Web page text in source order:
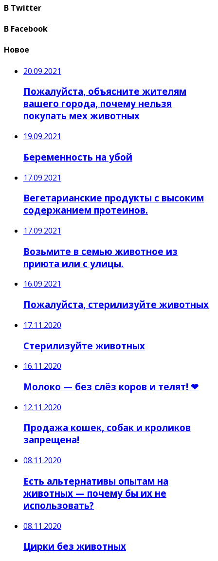
В Twitter
В Facebook
Новое
20.09.2021
Пожалуйста, объясните жителям
вашего города, почему нельзя
покупать мех животных
19.09.2021
Беременность на убой
17.09.2021
Вегетарианские продукты с высоким
содержанием протеинов.
17.09.2021
Возьмите в семью животное из
приюта или с улицы.
16.09.2021
Пожалуйста, стерилизуйте животных
17.11.2020
Стерилизуйте животных
16.11.2020
Молоко — без слёз коров и телят! ❤
12.11.2020
Продажа кошек, собак и кроликов
запрещена!
08.11.2020
Есть альтернативы опытам на
животных — почему бы их не
использовать?
08.11.2020
Цирки без животных